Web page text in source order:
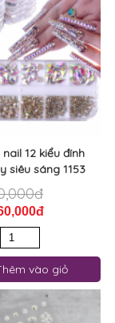
12 kiểu đính
siêu sáng 1153
vào giỏ